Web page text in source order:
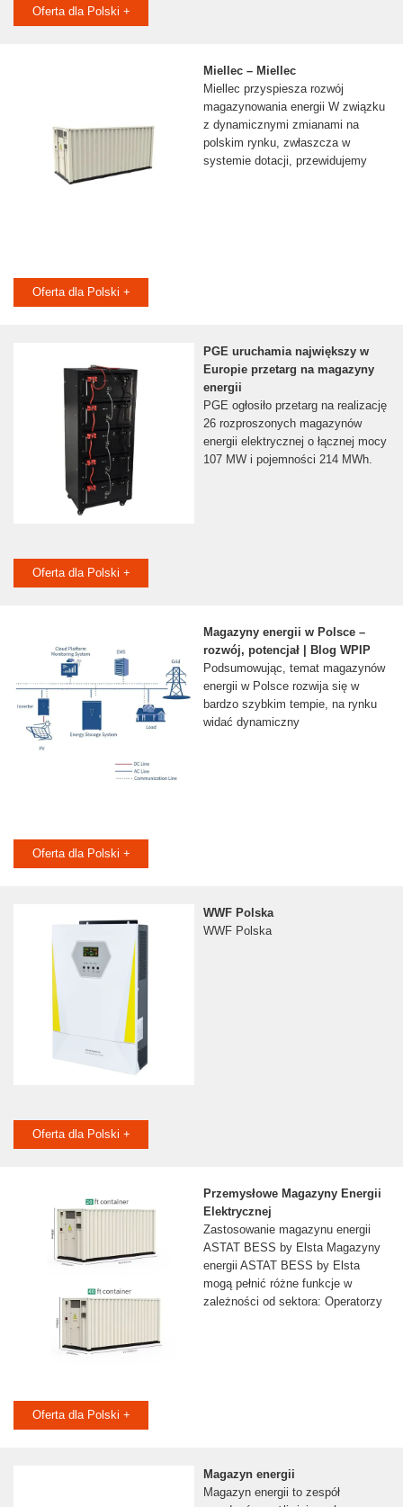
Oferta dla Polski +
Miellec – Miellec
Miellec przyspiesza rozwój
magazynowania energii W związku
z dynamicznymi zmianami na
polskim rynku, zwłaszcza w
systemie dotacji, przewidujemy
Oferta dla Polski +
PGE uruchamia największy w
Europie przetarg na magazyny
energii
PGE ogłosiło przetarg na realizację
26 rozproszonych magazynów
energii elektrycznej o łącznej mocy
107 MW i pojemności 214 MWh.
Oferta dla Polski +
Magazyny energii w Polsce –
rozwój, potencjał | Blog WPIP
Podsumowując, temat magazynów
energii w Polsce rozwija się w
bardzo szybkim tempie, na rynku
widać dynamiczny
Oferta dla Polski +
WWF Polska
WWF Polska
Oferta dla Polski +
Przemysłowe Magazyny Energii
Elektrycznej
Zastosowanie magazynu energii
ASTAT BESS by Elsta Magazyny
energii ASTAT BESS by Elsta
mogą pełnić różne funkcje w
zależności od sektora: Operatorzy
Oferta dla Polski +
Magazyn energii
Magazyn energii to zespół